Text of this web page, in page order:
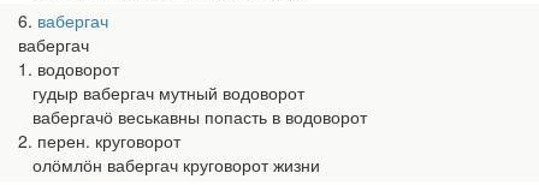
6 вабергач
вабергач
1. водоворот
гудыр вабергач мутный водоворот
вабергачӧ веськавны попасть в водоворот
2. перен. круговорот
олӧмлӧн вабергач круговорот жизни